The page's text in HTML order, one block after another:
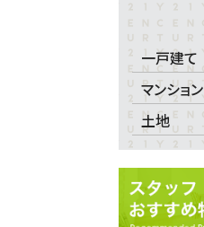
一戸建て
マンション
土地